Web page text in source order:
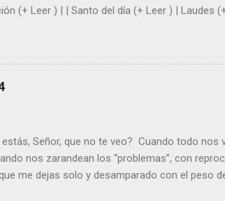
(+ Leer ) | | Santo del día (+ Leer ) | Laudes
estás, Señor, que no te veo? Cuando todo
nos zarandean los “problemas”, con
me dejas solo y desamparado con el peso